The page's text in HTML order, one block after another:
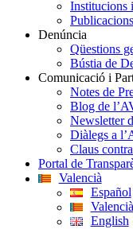
Institucions
Denúncia
Qüestions
Bústia de
Comunicació i
Notes de
Blog de
Newsletter
Diàlegs a
Claus
Portal de
Valencià
Español
Valencià
English